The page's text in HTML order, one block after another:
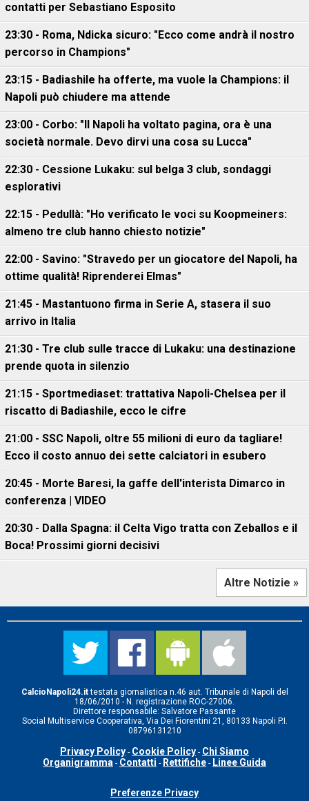
contatti per Sebastiano Esposito
23:30 - Roma, Ndicka sicuro: "Ecco come andrà il nostro
percorso in Champions"
23:15 - Badiashile ha offerte, ma vuole la Champions: il
Napoli può chiudere ma attende
23:00 - Corbo: "Il Napoli ha voltato pagina, ora è una
società normale. Devo dirvi una cosa su Lucca"
22:30 - Cessione Lukaku: sul belga 3 club, sondaggi
esplorativi
22:15 - Pedullà: "Ho verificato le voci su Koopmeiners:
almeno tre club hanno chiesto notizie"
22:00 - Savino: "Stravedo per un giocatore del Napoli, ha
ottime qualità! Riprenderei Elmas"
21:45 - Mastantuono firma in Serie A, stasera il suo
arrivo in Italia
21:30 - Tre club sulle tracce di Lukaku: una destinazione
prende quota in silenzio
21:15 - Sportmediaset: trattativa Napoli-Chelsea per il
riscatto di Badiashile, ecco le cifre
21:00 - SSC Napoli, oltre 55 milioni di euro da tagliare!
Ecco il costo annuo dei sette calciatori in esubero
20:45 - Morte Baresi, la gaffe dell'interista Dimarco in
conferenza | VIDEO
20:30 - Dalla Spagna: il Celta Vigo tratta con Zeballos e il
Boca! Prossimi giorni decisivi
Altre Notizie »
CalcioNapoli24.ittestata giornalistica n.46 aut. Tribunale di Napoli del
18/06/2010 - N. registrazione ROC-27006.
Direttore responsabile: Salvatore Passante
Social Multiservice Cooperativa, Via Dei Fiorentini 21, 80133 Napoli P.I.
08796131210
Privacy Policy - Cookie Policy - Chi Siamo
Organigramma - Contatti - Rettifiche - Linee Guida
Preferenze Privacy